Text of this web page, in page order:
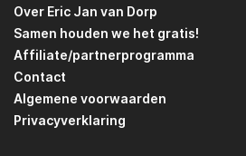
Over Eric Jan van Dorp
Samen houden we het gratis!
Affiliate/partnerprogramma
Contact
Algemene voorwaarden
Privacyverklaring